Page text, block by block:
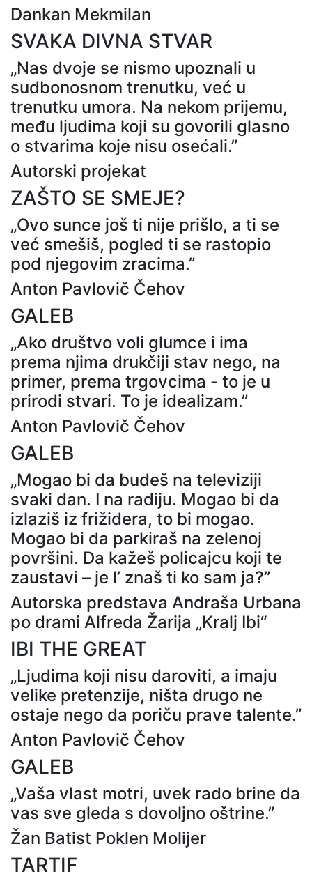
Dankan Mekmilan
SVAKA DIVNA STVAR
„Nas dvoje se nismo upoznali u
sudbonosnom trenutku, već u
trenutku umora. Na nekom prijemu,
među ljudima koji su govorili glasno
o stvarima koje nisu osećali.”
Autorski projekat
ZAŠTO SE SMEJE?
„Ovo sunce još ti nije prišlo, a ti se
već smešiš, pogled ti se rastopio
pod njegovim zracima.”
Anton Pavlovič Čehov
GALEB
„Ako društvo voli glumce i ima
prema njima drukčiji stav nego, na
primer, prema trgovcima - to je u
prirodi stvari. To je idealizam.”
Anton Pavlovič Čehov
GALEB
„Mogao bi da budeš na televiziji
svaki dan. I na radiju. Mogao bi da
izlaziš iz frižidera, to bi mogao.
Mogao bi da parkiraš na zelenoj
površini. Da kažeš policajcu koji te
zaustavi – je l’ znaš ti ko sam ja?”
Autorska predstava Andraša Urbana
po drami Alfreda Žarija „Kralj Ibi“
IBI THE GREAT
„Ljudima koji nisu daroviti, a imaju
velike pretenzije, ništa drugo ne
ostaje nego da poriču prave talente.”
Anton Pavlovič Čehov
GALEB
„Vaša vlast motri, uvek rado brine da
vas sve gleda s dovoljno oštrine.”
Žan Batist Poklen Molijer
TARTIF